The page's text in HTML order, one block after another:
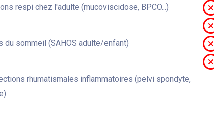
respi chez l'adulte (mucoviscidose, BPCO...)
du sommeil (SAHOS adulte/enfant)
rhumatismales inflammatoires (pelvi spondyte,